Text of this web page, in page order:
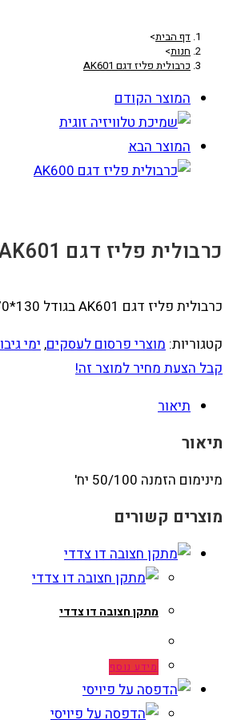
דף הבית>
חנות>
כרבולית פליז דגם AK601
המוצר הקודם
המוצר הבא
כרבולית פליז דגם AK601
כרבולית פליז דגם AK601 בגודל 130*170 ס"מ, 220 גרם למטר, במגוון צבעים, כולל חבק מעוצב וממותג
קטגוריות: מוצרי פרסום לעסקים,ימי
קבל הצעת מחיר למוצר זה!
תיאור
תיאור
מינימום הזמנה 50/100 יח'
מוצרים קשורים
מתקן חצובה דו צדדי
מידע נוסף